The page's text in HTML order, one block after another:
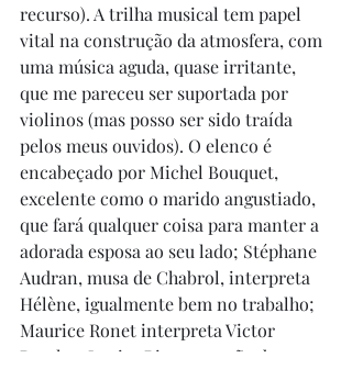
recurso). A trilha musical tem papel
vital na construção da atmosfera, com
uma música aguda, quase irritante,
que me pareceu ser suportada por
violinos (mas posso ser sido traída
pelos meus ouvidos). O elenco é
encabeçado por Michel Bouquet,
excelente como o marido angustiado,
que fará qualquer coisa para manter a
adorada esposa ao seu lado; Stéphane
Audran, musa de Chabrol, interpreta
Hélène, igualmente bem no trabalho;
Maurice Ronet interpreta Victor
Pegala e Louise Rioton, a mãe de